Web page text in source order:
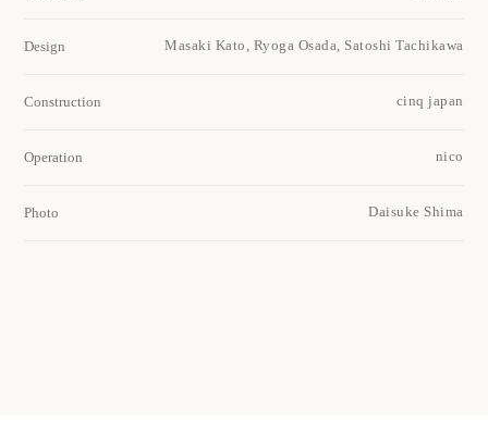
Design Masaki Kato, Ryoga Osada, Satoshi Tachikawa
Construction cinq japan
Operation nico
Photo Daisuke Shima